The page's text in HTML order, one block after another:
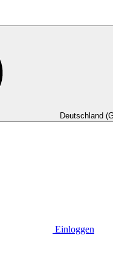
Deutschland
Einloggen